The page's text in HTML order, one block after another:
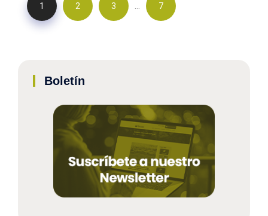
1 2 3 … 7
Boletín